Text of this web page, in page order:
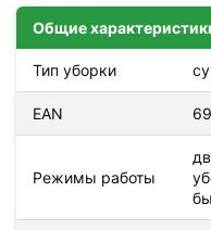
Общие
Тип уборки
EAN
Режимы работы